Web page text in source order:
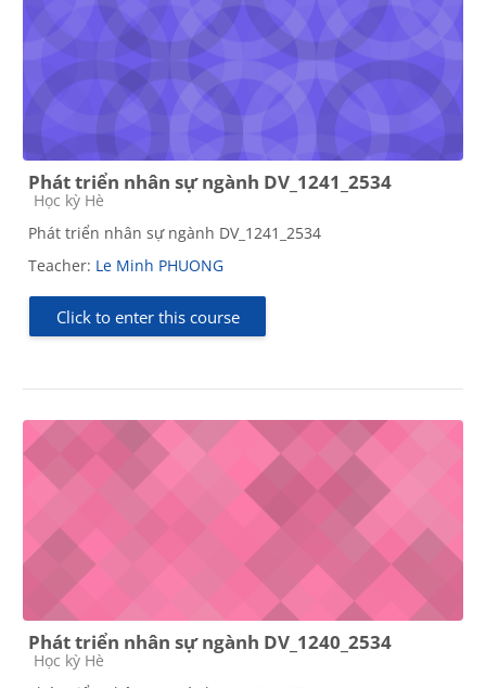
Phát triển nhân sự ngành DV_1241_2534
Course category
Học kỳ Hè
Phát triển nhân sự ngành DV_1241_2534
Teacher: Le Minh PHUONG
Click to enter this course
Phát triển nhân sự ngành DV_1240_2534
Course category
Học kỳ Hè